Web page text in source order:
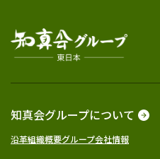
知真会グループについて
沿革組織概要グループ会社情報